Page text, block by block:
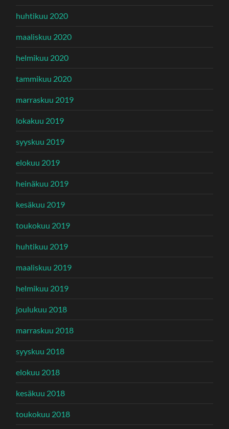
huhtikuu 2020
maaliskuu 2020
helmikuu 2020
tammikuu 2020
marraskuu 2019
lokakuu 2019
syyskuu 2019
elokuu 2019
heinäkuu 2019
kesäkuu 2019
toukokuu 2019
huhtikuu 2019
maaliskuu 2019
helmikuu 2019
joulukuu 2018
marraskuu 2018
syyskuu 2018
elokuu 2018
kesäkuu 2018
toukokuu 2018